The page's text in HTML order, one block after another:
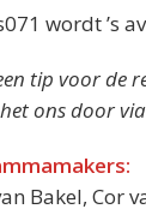
wordt ’s
tip voor de
ons door via
Bakel, Cor